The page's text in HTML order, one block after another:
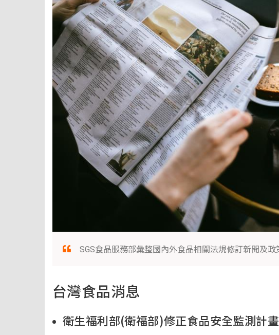
SGS食品服務部彙整國內外食品相關法規修訂新聞及政
台灣食品消息
衛生福利部(衛福部)修正食品安全監測計